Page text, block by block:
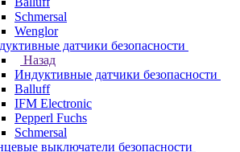
Schmersal
Wenglor
датчики безопасности
Назад
Индуктивные датчики безопасности
Balluff
IFM Electronic
Pepperl Fuchs
Schmersal
выключатели безопасности